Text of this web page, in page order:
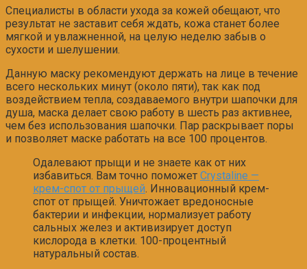
Специалисты в области ухода за кожей обещают, что
результат не заставит себя ждать, кожа станет более
мягкой и увлажненной, на целую неделю забыв о
сухости и шелушении.
Данную маску рекомендуют держать на лице в течение
всего нескольких минут (около пяти), так как под
воздействием тепла, создаваемого внутри шапочки для
душа, маска делает свою работу в шесть раз активнее,
чем без использования шапочки. Пар раскрывает поры
и позволяет маске работать на все 100 процентов.
Одалевают прыщи и не знаете как от них
избавиться. Вам точно поможет Crystaline —
крем-спот от прыщей. Инновационный крем-
спот от прыщей. Уничтожает вредоносные
бактерии и инфекции, нормализует работу
сальных желез и активизирует доступ
кислорода в клетки. 100-процентный
натуральный состав.